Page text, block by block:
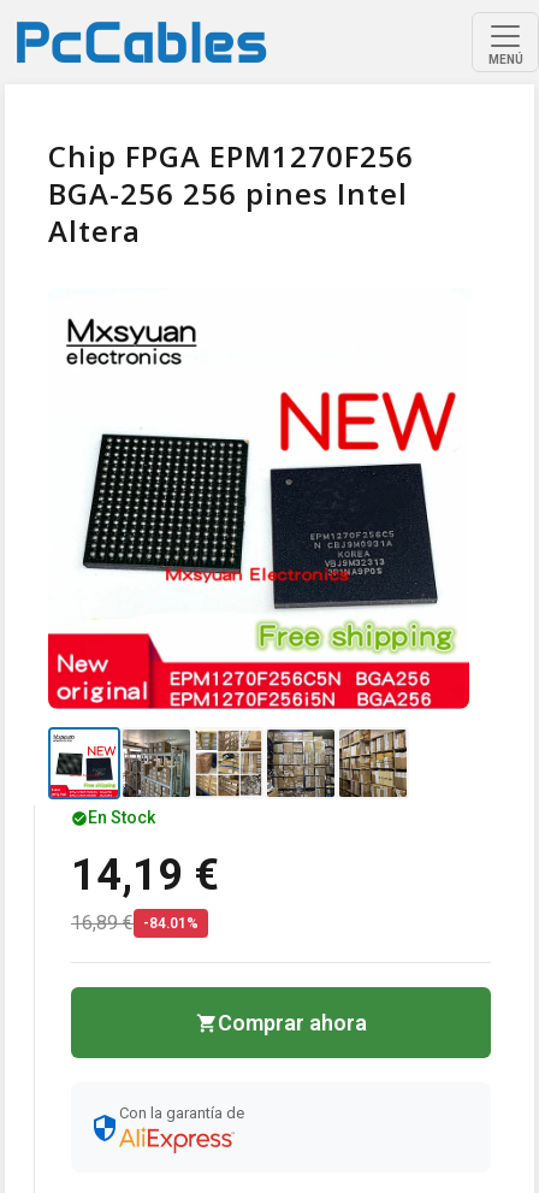
MENÚ
Chip FPGA EPM1270F256
BGA-256 256 pines Intel
Altera
En Stock
14,19 €
16,89 € -84.01%
Comprar ahora
Con la garantía de